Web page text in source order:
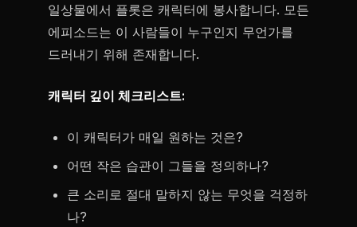
일상물에서 플롯은 캐릭터에 봉사합니다. 모든
에피소드는 이 사람들이 누구인지 무언가를
드러내기 위해 존재합니다.
캐릭터 깊이 체크리스트:
이 캐릭터가 매일 원하는 것은?
어떤 작은 습관이 그들을 정의하나?
큰 소리로 절대 말하지 않는 무엇을 걱정하
나?